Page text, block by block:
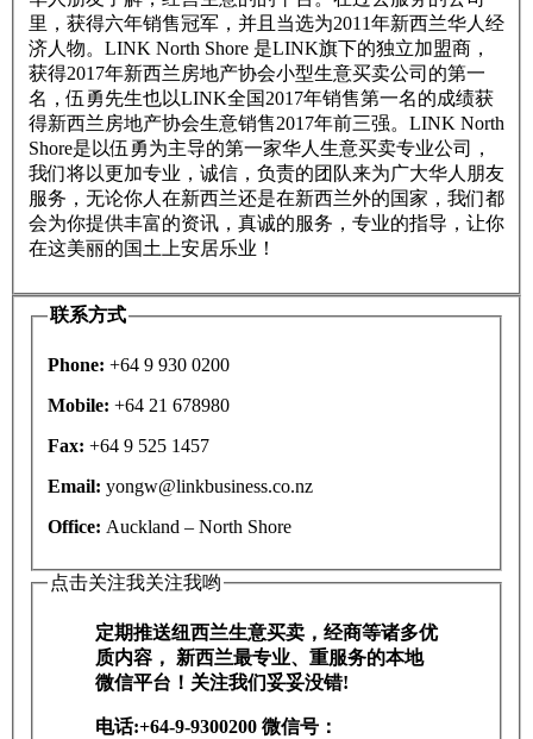
里，获得六年销售冠军，并且当选为2011年新西兰华人经
济人物。LINK North Shore 是LINK旗下的独立加盟商，
获得2017年新西兰房地产协会小型生意买卖公司的第一
名，伍勇先生也以LINK全国2017年销售第一名的成绩获
得新西兰房地产协会生意销售2017年前三强。LINK North
Shore是以伍勇为主导的第一家华人生意买卖专业公司，
我们将以更加专业，诚信，负责的团队来为广大华人朋友
服务，无论你人在新西兰还是在新西兰外的国家，我们都
会为你提供丰富的资讯，真诚的服务，专业的指导，让你
在这美丽的国土上安居乐业！
联系方式
Phone: +64 9 930 0200
Mobile: +64 21 678980
Fax: +64 9 525 1457
Email: yongw@linkbusiness.co.nz
Office: Auckland – North Shore
点击关注我关注我哟
定期推送纽西兰生意买卖，经商等诸多优
质内容， 新西兰最专业、重服务的本地
微信平台！关注我们妥妥没错!
电话:+64-9-9300200 微信号：